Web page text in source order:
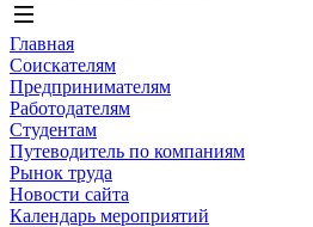
Главная
Соискателям
Предпринимателям
Работодателям
Студентам
Путеводитель по компаниям
Рынок труда
Новости сайта
Календарь мероприятий